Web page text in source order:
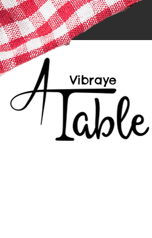
Vibraye